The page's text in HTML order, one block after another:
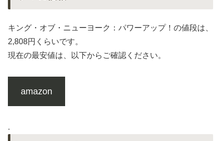
キング・オブ・ニューヨーク：パワーアップ！の値段は、
2,808円くらいです。
現在の最安値は、以下からご確認ください。
amazon
.